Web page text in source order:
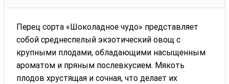
Перец сорта «Шоколадное чудо» представляет
собой среднеспелый экзотический овощ с
крупными плодами, обладающими насыщенным
ароматом и пряным послевкусием. Мякоть
плодов хрустящая и сочная, что делает их